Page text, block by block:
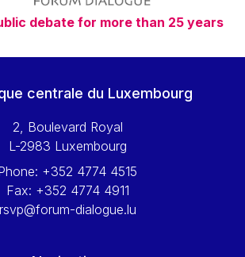
debate for more than 25 years
centrale du Luxembourg
2, Boulevard Royal
L-2983 Luxembourg
+352 4774 4515
Fax: +352 4774 4911
rsvp@forum-dialogue.lu